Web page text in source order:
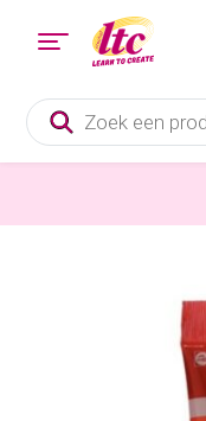
Producten
zoeken